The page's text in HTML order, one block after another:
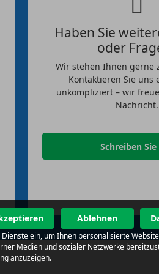
Haben Sie
oder
Wir stehen Ihnen gerne
Kontaktieren Sie uns
unkompliziert – wir
Nachricht.
Schreiben Sie
Ablehnen
ein, um Ihnen personalisierte
Medien und sozialer Netzwerke
anzuzeigen.